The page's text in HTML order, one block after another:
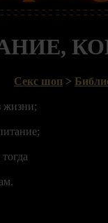
Секс шоп >
жизни;